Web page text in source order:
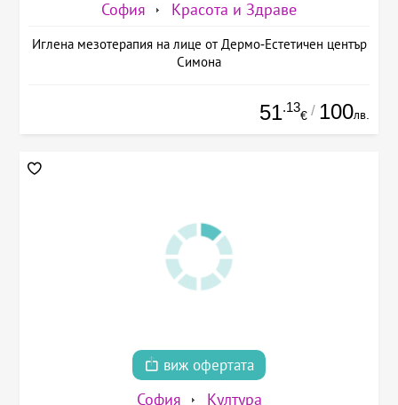
София Красота и Здраве
Иглена мезотерапия на лице от Дермо-Естетичен център
Симона
51.13
€ / 100лв.
виж офертата
София Култура